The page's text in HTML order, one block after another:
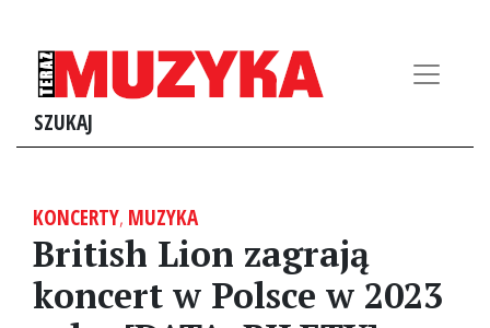
SZUKAJ
KONCERTY, MUZYKA
British Lion zagrają
koncert w Polsce w 2023